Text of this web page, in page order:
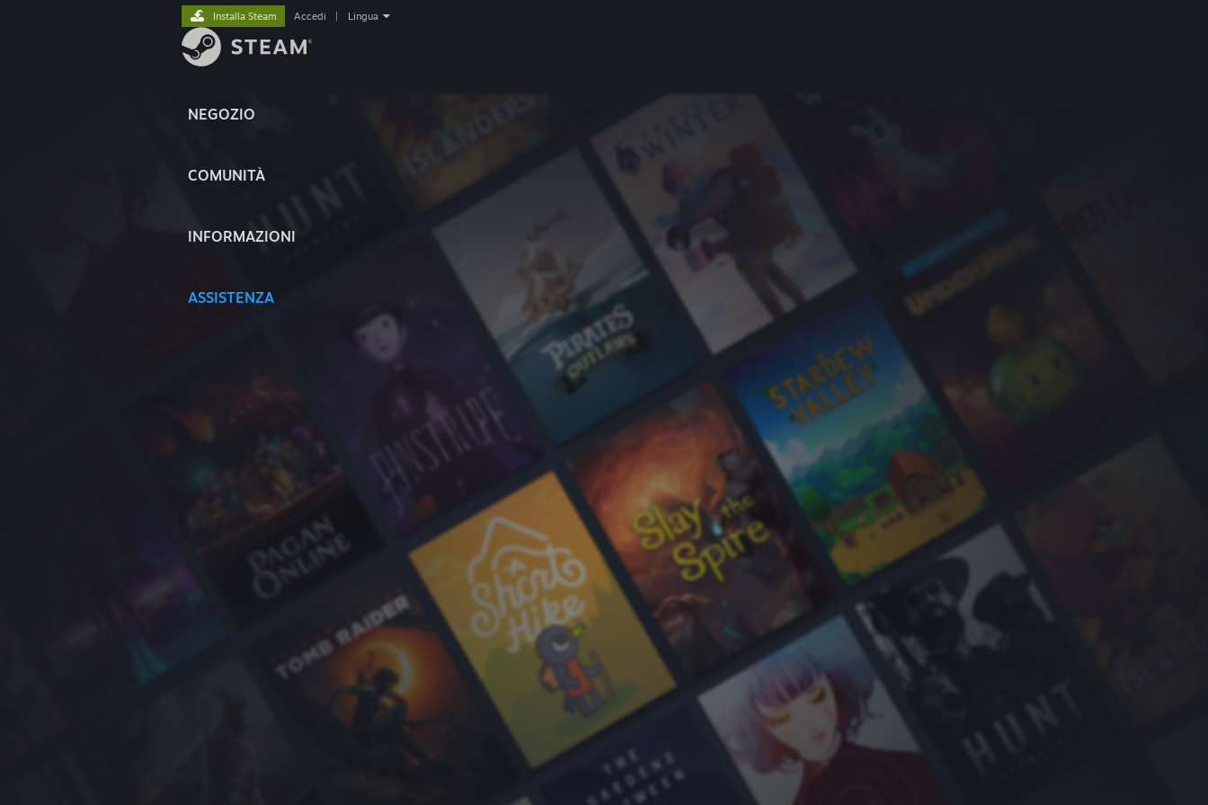
NEGOZIO
COMUNITÀ
INFORMAZIONI
ASSISTENZA
Installa Steam Accedi Lingua